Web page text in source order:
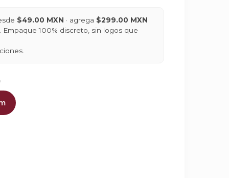
$49.00 MXN · agrega $299.00 MXN
Empaque 100% discreto, sin logos que